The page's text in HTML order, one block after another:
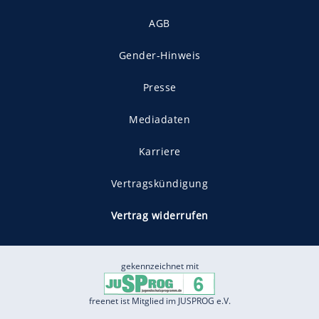
AGB
Gender-Hinweis
Presse
Mediadaten
Karriere
Vertragskündigung
Vertrag widerrufen
gekennzeichnet mit
freenet ist Mitglied im JUSPROG e.V.